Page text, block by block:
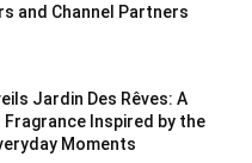
and Channel Partners
Jardin Des Rêves: A
Fragrance Inspired by the
Moments